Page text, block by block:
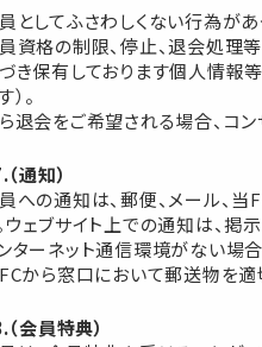
としてふさわしくない行為が
資格の制限、停止、退会処理
き保有しております個人情報
）。
退会をご希望される場合、コ
通知）
への通知は、郵便、メール、
ウェブサイト上での通知は、
ターネット通信環境がない場
から窓口において郵送物を
会員特典）